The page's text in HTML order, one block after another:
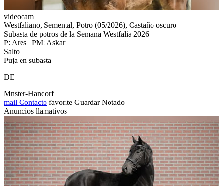
videocam
Westfaliano, Semental, Potro (05/2026), Castaño oscuro
Subasta de potros de la Semana Westfalia 2026
P: Ares | PM: Askari
Salto
Puja en subasta
DE
Mnster-Handorf
mail Contacto favorite Guardar Notado
Anuncios llamativos